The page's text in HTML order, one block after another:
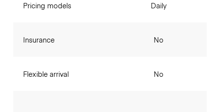
Pricing models
Insurance
Flexible arrival
Daily
No
No